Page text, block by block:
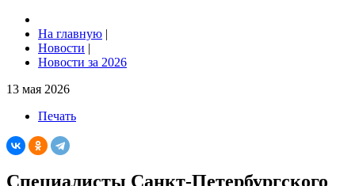
На главную |
Новости |
Новости за 2026
13 мая 2026
Печать
Специалисты Санкт-Петербургского